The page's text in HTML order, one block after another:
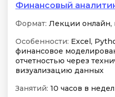
Финансовый
Формат: Лекции онлайн,
Особенности: Excel,
финансовое
отчетностью через
визуализацию данных
Занятий: 10 часов в